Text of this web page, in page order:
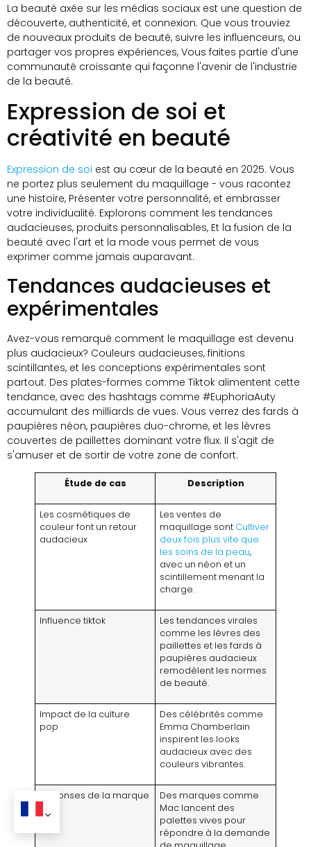
La beauté axée sur les médias sociaux est une question de
découverte, authenticité, et connexion. Que vous trouviez
de nouveaux produits de beauté, suivre les influenceurs, ou
partager vos propres expériences, Vous faites partie d'une
communauté croissante qui façonne l'avenir de l'industrie
de la beauté.
Expression de soi et
créativité en beauté
Expression de soi est au cœur de la beauté en 2025. Vous
ne portez plus seulement du maquillage - vous racontez
une histoire, Présenter votre personnalité, et embrasser
votre individualité. Explorons comment les tendances
audacieuses, produits personnalisables, Et la fusion de la
beauté avec l'art et la mode vous permet de vous
exprimer comme jamais auparavant.
Tendances audacieuses et
expérimentales
Avez-vous remarqué comment le maquillage est devenu
plus audacieux? Couleurs audacieuses, finitions
scintillantes, et les conceptions expérimentales sont
partout. Des plates-formes comme Tiktok alimentent cette
tendance, avec des hashtags comme #EuphoriaAuty
accumulant des milliards de vues. Vous verrez des fards à
paupières néon, paupières duo-chrome, et les lèvres
couvertes de paillettes dominant votre flux. Il s'agit de
s'amuser et de sortir de votre zone de confort.
Étude de cas Description
Les cosmétiques de
couleur font un retour
audacieux
Les ventes de
maquillage sont Cultiver
deux fois plus vite que
les soins de la peau,
avec un néon et un
scintillement menant la
charge.
Influence tiktok
Les tendances virales
comme les lèvres des
paillettes et les fards à
paupières audacieux
remodèlent les normes
de beauté.
Impact de la culture
pop
Des célébrités comme
Emma Chamberlain
inspirent les looks
audacieux avec des
couleurs vibrantes.
Réponses de la marque
Des marques comme
Mac lancent des
palettes vives pour
répondre à la demande